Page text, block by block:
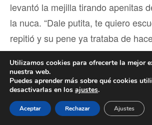
levantó la mejilla tirando apenitas
la nuca. “Dale putita, te quiero
repitió y su pene ya trataba de
ano.
“Rompelo, Gustavo, por favor
repetí para que no me pegara otra
enorme pija me perforó sin
Utilizamos cookies para ofrecerte la mejor
nuestra web.
Puedes aprender más sobre qué cookies
desactivarlas en los ajustes.
Aceptar Rechazar Ajustes